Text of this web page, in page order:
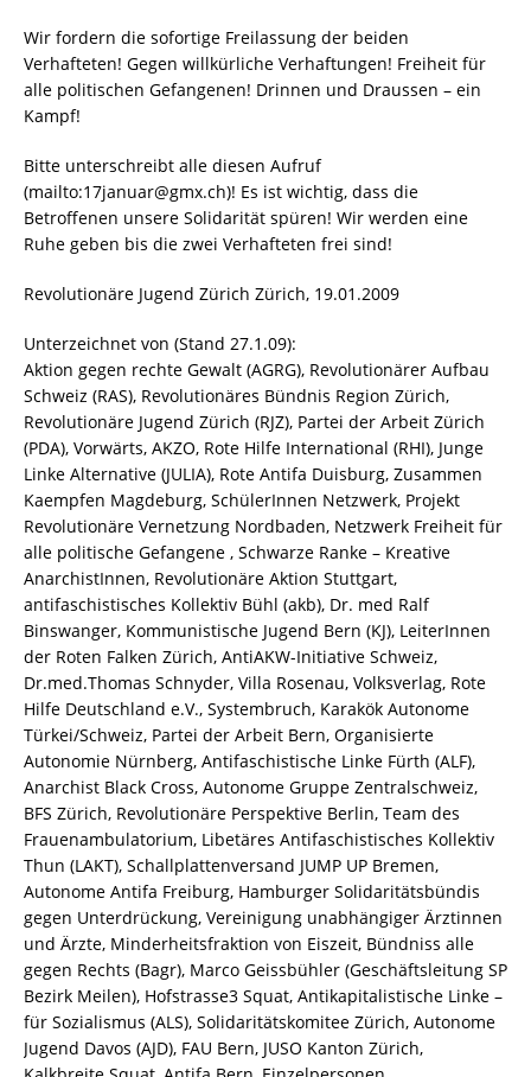
Wir fordern die sofortige Freilassung der beiden
Verhafteten! Gegen willkürliche Verhaftungen! Freiheit für
alle politischen Gefangenen! Drinnen und Draussen – ein
Kampf!
Bitte unterschreibt alle diesen Aufruf
(mailto:17januar@gmx.ch)! Es ist wichtig, dass die
Betroffenen unsere Solidarität spüren! Wir werden eine
Ruhe geben bis die zwei Verhafteten frei sind!
Revolutionäre Jugend Zürich Zürich, 19.01.2009
Unterzeichnet von (Stand 27.1.09):
Aktion gegen rechte Gewalt (AGRG), Revolutionärer Aufbau
Schweiz (RAS), Revolutionäres Bündnis Region Zürich,
Revolutionäre Jugend Zürich (RJZ), Partei der Arbeit Zürich
(PDA), Vorwärts, AKZO, Rote Hilfe International (RHI), Junge
Linke Alternative (JULIA), Rote Antifa Duisburg, Zusammen
Kaempfen Magdeburg, SchülerInnen Netzwerk, Projekt
Revolutionäre Vernetzung Nordbaden, Netzwerk Freiheit für
alle politische Gefangene , Schwarze Ranke – Kreative
AnarchistInnen, Revolutionäre Aktion Stuttgart,
antifaschistisches Kollektiv Bühl (akb), Dr. med Ralf
Binswanger, Kommunistische Jugend Bern (KJ), LeiterInnen
der Roten Falken Zürich, AntiAKW-Initiative Schweiz,
Dr.med.Thomas Schnyder, Villa Rosenau, Volksverlag, Rote
Hilfe Deutschland e.V., Systembruch, Karakök Autonome
Türkei/Schweiz, Partei der Arbeit Bern, Organisierte
Autonomie Nürnberg, Antifaschistische Linke Fürth (ALF),
Anarchist Black Cross, Autonome Gruppe Zentralschweiz,
BFS Zürich, Revolutionäre Perspektive Berlin, Team des
Frauenambulatorium, Libetäres Antifaschistisches Kollektiv
Thun (LAKT), Schallplattenversand JUMP UP Bremen,
Autonome Antifa Freiburg, Hamburger Solidaritätsbündis
gegen Unterdrückung, Vereinigung unabhängiger Ärztinnen
und Ärzte, Minderheitsfraktion von Eiszeit, Bündniss alle
gegen Rechts (Bagr), Marco Geissbühler (Geschäftsleitung SP
Bezirk Meilen), Hofstrasse3 Squat, Antikapitalistische Linke –
für Sozialismus (ALS), Solidaritätskomitee Zürich, Autonome
Jugend Davos (AJD), FAU Bern, JUSO Kanton Zürich,